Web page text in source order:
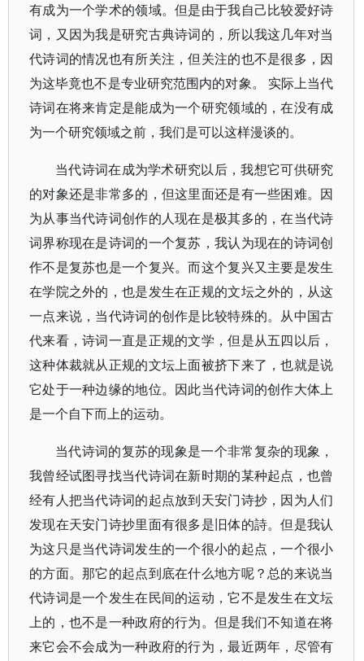
有成为一个学术的领域。但是由于我自己比较爱好诗
词，又因为我是研究古典诗词的，所以我这几年对当
代诗词的情况也有所关注，但关注的也不是很多，因
为这毕竟也不是专业研究范围内的对象。 实际上当代
诗词在将来肯定是能成为一个研究领域的，在没有成
为一个研究领域之前，我们是可以这样漫谈的。
当代诗词在成为学术研究以后，我想它可供研究
的对象还是非常多的，但这里面还是有一些困难。因
为从事当代诗词创作的人现在是极其多的，在当代诗
词界称现在是诗词的一个复苏，我认为现在的诗词创
作不是复苏也是一个复兴。而这个复兴又主要是发生
在学院之外的，也是发生在正规的文坛之外的，从这
一点来说，当代诗词的创作是比较特殊的。从中国古
代来看，诗词一直是正规的文学，但是从五四以后，
这种体裁就从正规的文坛上面被挤下来了，也就是说
它处于一种边缘的地位。因此当代诗词的创作大体上
是一个自下而上的运动。
当代诗词的复苏的现象是一个非常复杂的现象，
我曾经试图寻找当代诗词在新时期的某种起点，也曾
经有人把当代诗词的起点放到天安门诗抄，因为人们
发现在天安门诗抄里面有很多是旧体的詩。但是我认
为这只是当代诗词发生的一个很小的起点，一个很小
的方面。那它的起点到底在什么地方呢？总的来说当
代诗词是一个发生在民间的运动，它不是发生在文坛
上的，也不是一种政府的行为。但是我们不知道在将
来它会不会成为一种政府的行为，最近两年，尽管有